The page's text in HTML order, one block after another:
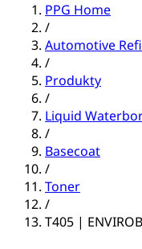
PPG Home
/
Automotive
/
Produkty
/
Liquid
/
Basecoat
/
Toner
/
T405 |